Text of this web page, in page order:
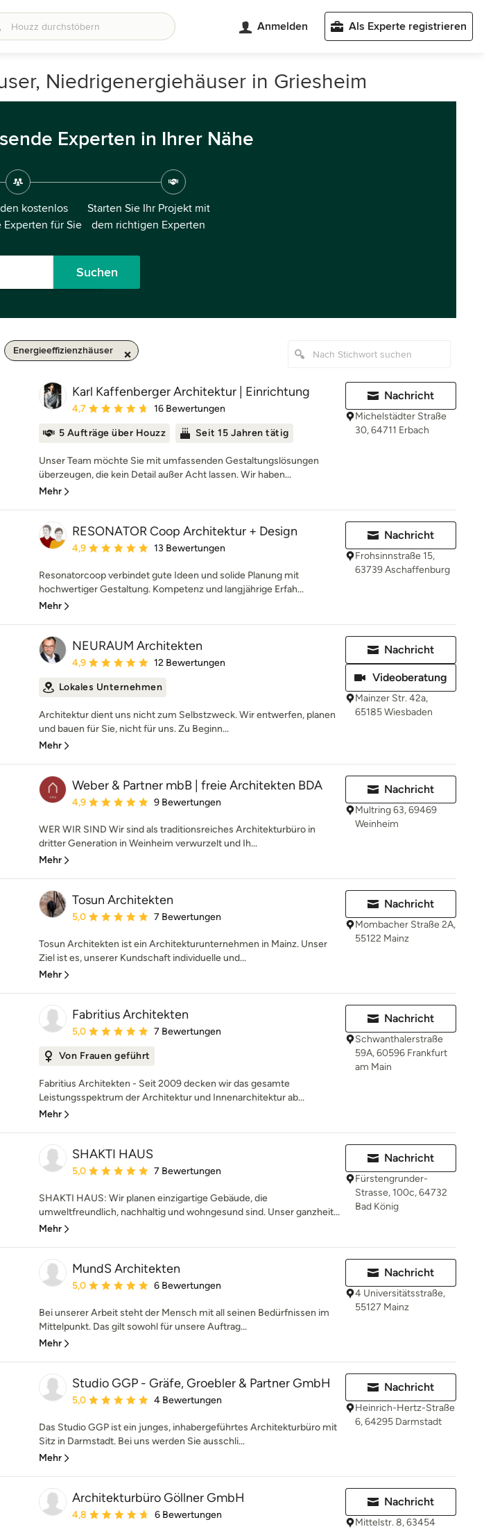
Anmelden Als Experte registrieren
Niedrigenergiehäuser in Griesheim
Experten in Ihrer Nähe
kostenlos
Experten für Sie
Starten Sie Ihr Projekt mit
dem richtigen Experten
Suchen
Energieeffizienzhäuser
Karl Kaffenberger Architektur | Einrichtung
Durchschnittliche Bewertung: 4.7 von 5 Sternen
4,7 16 Bewertungen
5 Aufträge über Houzz Seit 15 Jahren tätig
Unser Team möchte Sie mit umfassenden Gestaltungslösungen
überzeugen, die kein Detail außer Acht lassen. Wir haben...
Mehr
Nachricht
Michelstädter Straße
30, 64711 Erbach
RESONATOR Coop Architektur + Design
Durchschnittliche Bewertung: 4.9 von 5 Sternen
4,9 13 Bewertungen
Resonatorcoop verbindet gute Ideen und solide Planung mit
hochwertiger Gestaltung. Kompetenz und langjährige Erfah...
Mehr
Nachricht
Frohsinnstraße 15,
63739 Aschaffenburg
NEURAUM Architekten
Durchschnittliche Bewertung: 4.9 von 5 Sternen
4,9 12 Bewertungen
Lokales Unternehmen
Architektur dient uns nicht zum Selbstzweck. Wir entwerfen, planen
und bauen für Sie, nicht für uns. Zu Beginn...
Mehr
Nachricht
Videoberatung
Mainzer Str. 42a,
65185 Wiesbaden
Weber & Partner mbB | freie Architekten BDA
Durchschnittliche Bewertung: 4.9 von 5 Sternen
4,9 9 Bewertungen
WER WIR SIND Wir sind als traditionsreiches Architekturbüro in
dritter Generation in Weinheim verwurzelt und Ih...
Mehr
Nachricht
Multring 63, 69469
Weinheim
Tosun Architekten
Durchschnittliche Bewertung: 5 von 5 Sternen
5,0 7 Bewertungen
Tosun Architekten ist ein Architekturunternehmen in Mainz. Unser
Ziel ist es, unserer Kundschaft individuelle und...
Mehr
Nachricht
Mombacher Straße 2A,
55122 Mainz
Fabritius Architekten
Durchschnittliche Bewertung: 5 von 5 Sternen
5,0 7 Bewertungen
Von Frauen geführt
Fabritius Architekten - Seit 2009 decken wir das gesamte
Leistungsspektrum der Architektur und Innenarchitektur ab...
Mehr
Nachricht
Schwanthalerstraße
59A, 60596 Frankfurt
am Main
SHAKTI HAUS
Durchschnittliche Bewertung: 5 von 5 Sternen
5,0 7 Bewertungen
SHAKTI HAUS: Wir planen einzigartige Gebäude, die
umweltfreundlich, nachhaltig und wohngesund sind. Unser ganzheit...
Mehr
Nachricht
Fürstengrunder-
Strasse, 100c, 64732
Bad König
MundS Architekten
Durchschnittliche Bewertung: 5 von 5 Sternen
5,0 6 Bewertungen
Bei unserer Arbeit steht der Mensch mit all seinen Bedürfnissen im
Mittelpunkt. Das gilt sowohl für unsere Auftrag...
Mehr
Nachricht
4 Universitätsstraße,
55127 Mainz
Studio GGP - Gräfe, Groebler & Partner GmbH
Durchschnittliche Bewertung: 5 von 5 Sternen
5,0 4 Bewertungen
Das Studio GGP ist ein junges, inhabergeführtes Architekturbüro mit
Sitz in Darmstadt. Bei uns werden Sie ausschli...
Mehr
Nachricht
Heinrich-Hertz-Straße
6, 64295 Darmstadt
Architekturbüro Göllner GmbH
Durchschnittliche Bewertung: 4.8 von 5 Sternen
4,8 6 Bewertungen
Nachricht
Mittelstr. 8, 63454